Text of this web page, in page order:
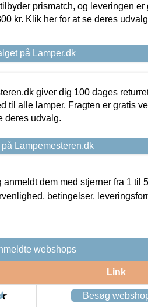
prismatch, og leveringen
kr. Klik her for at se deres
på Lamper.dk
giver dig 100 dages
til alle lamper. Fragten er gratis
deres udvalg.
Lampemesteren.dk
dem med stjerner fra 1 til
betingelser,
webshops
Link
Besøg